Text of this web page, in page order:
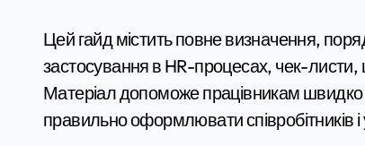
Цей гайд містить повне визначення,
застосування в HR-процесах, чек-листи,
Матеріал допоможе працівникам
правильно оформлювати співробітників і